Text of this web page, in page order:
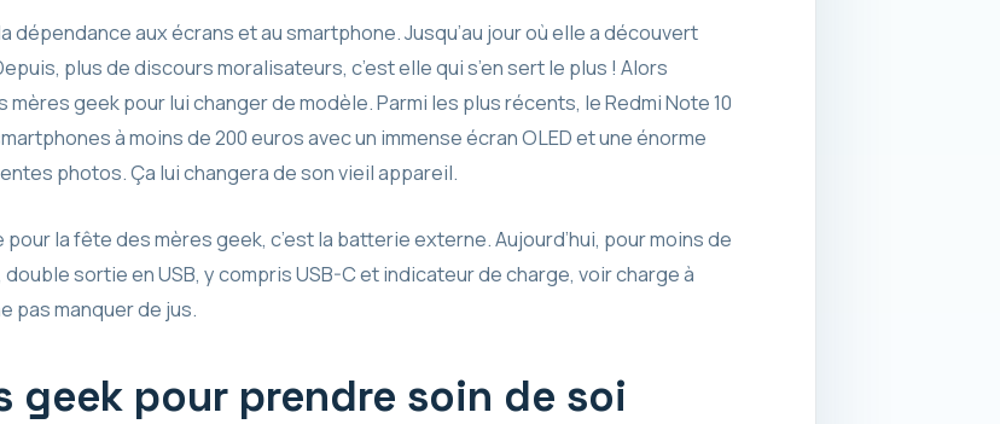
dépendance aux écrans et au smartphone. Jusqu’au jour où elle a découvert
plus de discours moralisateurs, c’est elle qui s’en sert le plus ! Alors
geek pour lui changer de modèle. Parmi les plus récents, le Redmi Note 10
à moins de 200 euros avec un immense écran OLED et une énorme
photos. Ça lui changera de son vieil appareil.
la fête des mères geek, c’est la batterie externe. Aujourd’hui, pour moins de
sortie en USB, y compris USB-C et indicateur de charge, voir charge à
pas manquer de jus.
geek pour prendre soin de soi